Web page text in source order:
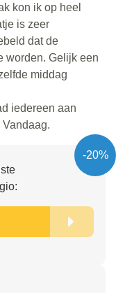
kon ik op heel
is zeer
dat de
worden. Gelijk een
middag
iedereen aan
-20%